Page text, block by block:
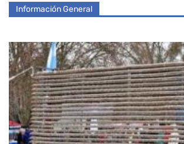
Información General